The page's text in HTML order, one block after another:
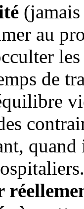
au
de
quand